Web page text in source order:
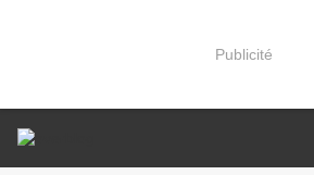
Publicité